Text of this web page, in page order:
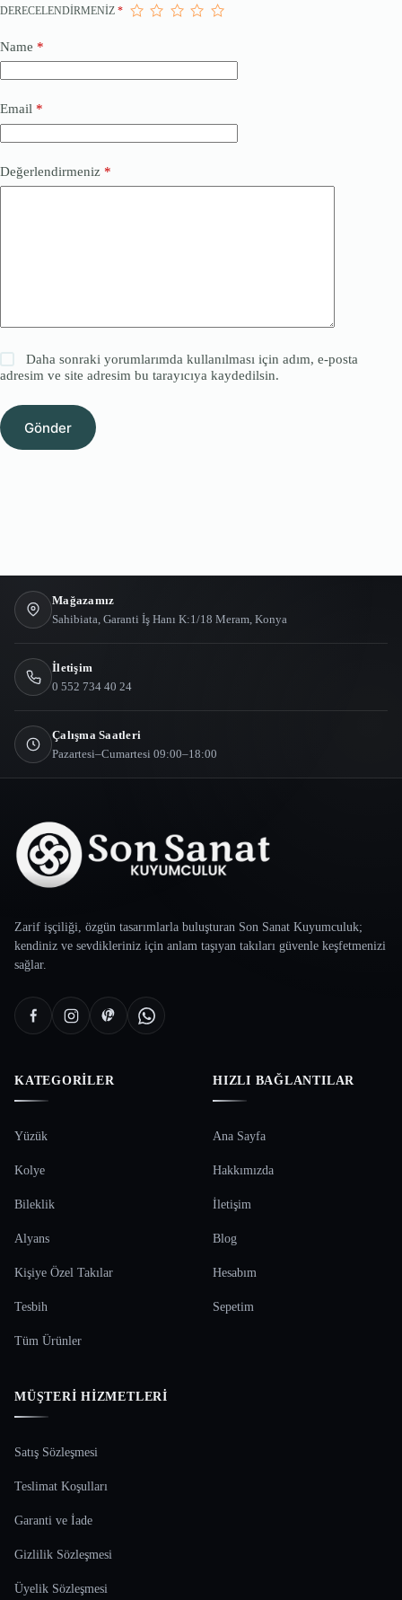
DERECELENDIRMENIZ *
Name *
Email *
Değerlendirmeniz *
Daha sonraki yorumlarımda kullanılması için adım, e-posta
adresim ve site adresim bu tarayıcıya kaydedilsin.
Gönder
Mağazamız
Sahibiata, Garanti İş Hanı K:1/18 Meram, Konya
İletişim
0 552 734 40 24
Çalışma Saatleri
Pazartesi–Cumartesi 09:00–18:00
Zarif işçiliği, özgün tasarımlarla buluşturan Son Sanat Kuyumculuk;
kendiniz ve sevdikleriniz için anlam taşıyan takıları güvenle keşfetmenizi
sağlar.
KATEGORILER
Yüzük
Kolye
Bileklik
Alyans
Kişiye Özel Takılar
Tesbih
Tüm Ürünler
HIZLI BAĞLANTILAR
Ana Sayfa
Hakkımızda
İletişim
Blog
Hesabım
Sepetim
MÜŞTERI HIZMETLERI
Satış Sözleşmesi
Teslimat Koşulları
Garanti ve İade
Gizlilik Sözleşmesi
Üyelik Sözleşmesi